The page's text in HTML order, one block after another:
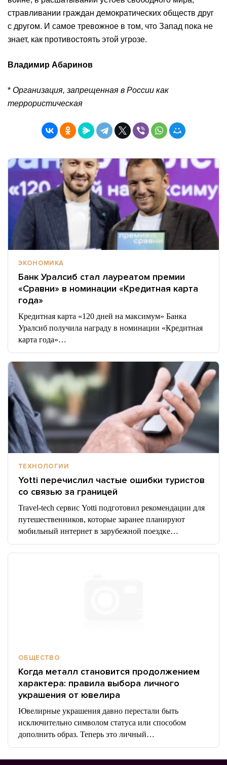
стравливании граждан демократических обществ друг
с другом. И самое тревожное в том, что Запад пока не
знает, как противостоять этой угрозе.
Владимир Абаринов
* Организация, запрещенная в России как
террористическая
ЭКОНОМИКА
Банк Уралсиб стал лауреатом премии
«Сравни» в номинации «Кредитная карта
года»
Кредитная карта «120 дней на максимум» Банка
Уралсиб получила награду в номинации «Кредитная
карта года»…
ТЕХНОЛОГИИ
Yotti перечислил частые ошибки туристов
со связью за границей
Travel-tech сервис Yotti подготовил рекомендации для
путешественников, которые заранее планируют
мобильный интернет в зарубежной поездке…
ОБЩЕСТВО
Когда металл становится продолжением
характера: правила выбора личного
украшения от ювелира
Ювелирные украшения давно перестали быть
исключительно символом статуса или способом
дополнить образ. Теперь это личный…